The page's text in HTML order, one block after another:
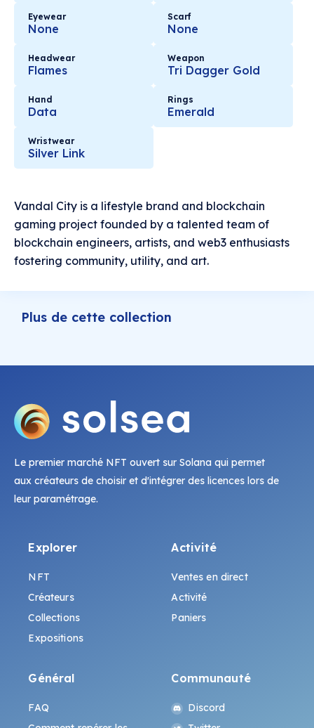
Eyewear
None
Scarf
None
Headwear
Flames
Weapon
Tri Dagger Gold
Hand
Data
Rings
Emerald
Wristwear
Silver Link
Vandal City is a lifestyle brand and blockchain
gaming project founded by a talented team of
blockchain engineers, artists, and web3 enthusiasts
fostering community, utility, and art.
Plus de cette collection
Le premier marché NFT ouvert sur Solana qui permet
aux créateurs de choisir et d'intégrer des licences lors de
leur paramétrage.
Explorer
NFT
Créateurs
Collections
Expositions
Activité
Ventes en direct
Activité
Paniers
Général
FAQ
Communauté
Discord